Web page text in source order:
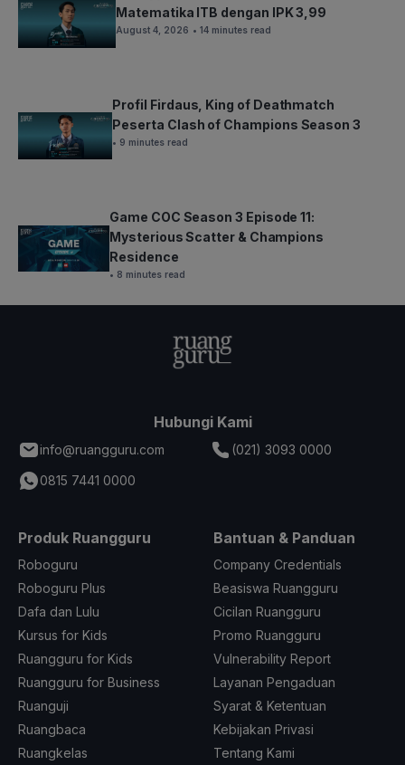
Matematika ITB dengan IPK 3,99
August 4, 2026 • 14 minutes read
Profil Firdaus, King of Deathmatch
Peserta Clash of Champions Season 3
• 9 minutes read
Game COC Season 3 Episode 11:
Mysterious Scatter & Champions
Residence
• 8 minutes read
Hubungi Kami
info@ruangguru.com
(021) 3093 0000
0815 7441 0000
Produk Ruangguru
Roboguru
Roboguru Plus
Dafa dan Lulu
Kursus for Kids
Ruangguru for Kids
Ruangguru for Business
Ruanguji
Ruangbaca
Ruangkelas
Bantuan & Panduan
Company Credentials
Beasiswa Ruangguru
Cicilan Ruangguru
Promo Ruangguru
Vulnerability Report
Layanan Pengaduan
Syarat & Ketentuan
Kebijakan Privasi
Tentang Kami